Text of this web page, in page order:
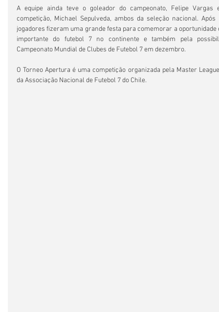
A equipe ainda teve o goleador do campeonato, Felipe
competição, Michael Sepulveda, ambos da seleção nacional.
jogadores fizeram uma grande festa para comemorar a
importante do futebol 7 no continente e também pela
Campeonato Mundial de Clubes de Futebol 7 em dezembro.
O Torneo Apertura é uma competição organizada pela Master
da Associação Nacional de Futebol 7 do Chile.